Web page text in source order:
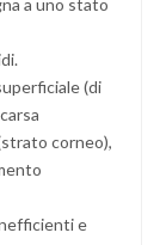
(di
corneo),
e